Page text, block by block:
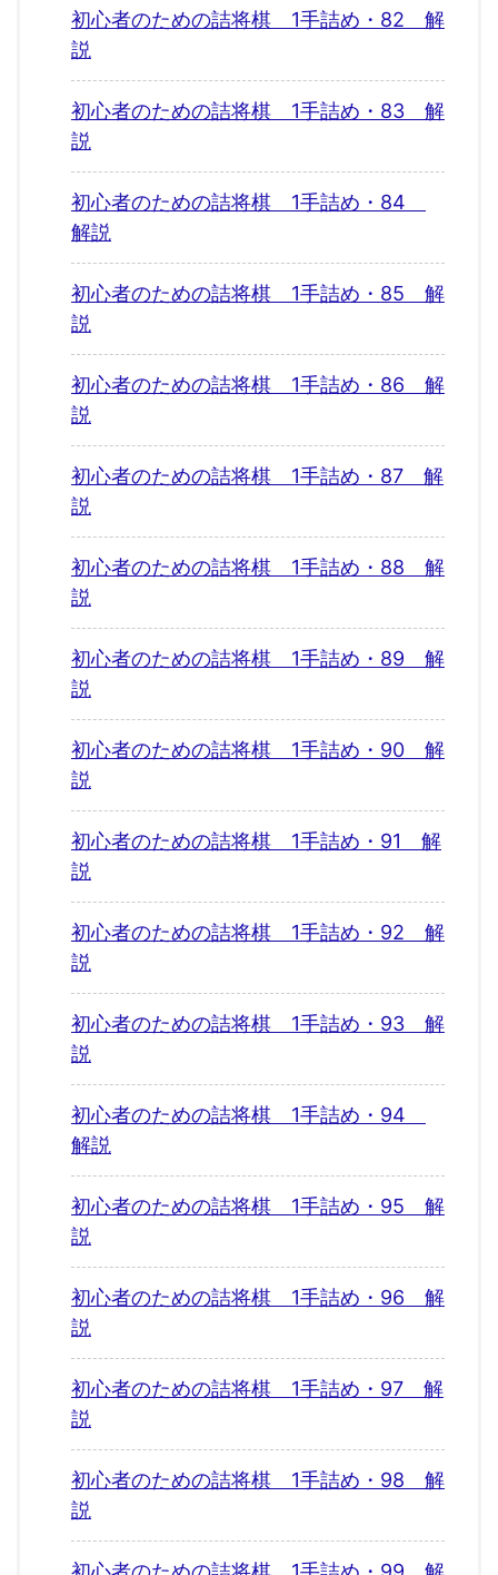
初心者のための詰将棋 1手詰め・82 解
説
初心者のための詰将棋 1手詰め・83 解
説
初心者のための詰将棋 1手詰め・84
解説
初心者のための詰将棋 1手詰め・85 解
説
初心者のための詰将棋 1手詰め・86 解
説
初心者のための詰将棋 1手詰め・87 解
説
初心者のための詰将棋 1手詰め・88 解
説
初心者のための詰将棋 1手詰め・89 解
説
初心者のための詰将棋 1手詰め・90 解
説
初心者のための詰将棋 1手詰め・91 解
説
初心者のための詰将棋 1手詰め・92 解
説
初心者のための詰将棋 1手詰め・93 解
説
初心者のための詰将棋 1手詰め・94
解説
初心者のための詰将棋 1手詰め・95 解
説
初心者のための詰将棋 1手詰め・96 解
説
初心者のための詰将棋 1手詰め・97 解
説
初心者のための詰将棋 1手詰め・98 解
説